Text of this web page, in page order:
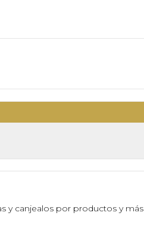
y canjealos por productos y más